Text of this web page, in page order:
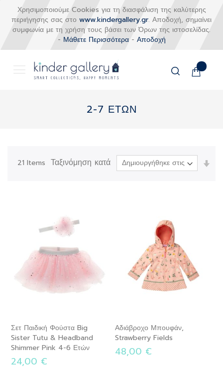
Χρησιμοποιούμε Cookies για τη διασφάλιση της καλύτερης
περιήγησης σας στο www.kindergallery.gr. Αποδοχή, σημαίνει
συμφωνία με τη χρήση τους βάσει των Όρων της ιστοσελίδας.
- Μάθετε Περισσότερα- Αποδοχή
Το
2-7 ΕΤΩΝ
21 Items Ταξινόμηση κατά
Σετ Παιδική Φούστα Big
Sister Tutu & Headband
Shimmer Pink 4-6 Ετών
24,00 €
Αδιάβροχο Μπουφάν,
Strawberry Fields
48,00 €